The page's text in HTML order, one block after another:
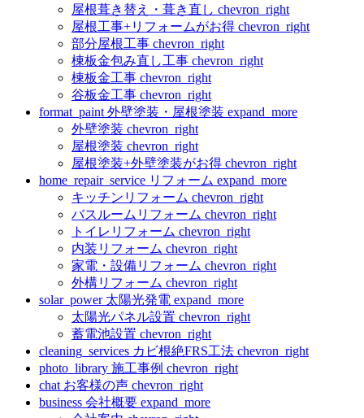
屋根葺き替え・葺き直し chevron_right
屋根工事+リフォームがお得 chevron_right
部分屋根工事 chevron_right
棟板金包み直し工事 chevron_right
棟板金工事 chevron_right
谷板金工事 chevron_right
format_paint 外壁塗装・屋根塗装 expand_more
外壁塗装 chevron_right
屋根塗装 chevron_right
屋根塗装+外壁塗装がお得 chevron_right
home_repair_service リフォーム expand_more
キッチンリフォーム chevron_right
バスルームリフォーム chevron_right
トイレリフォーム chevron_right
内装リフォーム chevron_right
家電・設備リフォーム chevron_right
外構リフォーム chevron_right
solar_power 太陽光発電 expand_more
太陽光パネル設置 chevron_right
蓄電池設置 chevron_right
cleaning_services カビ根絶FRS工法 chevron_right
photo_library 施工事例 chevron_right
chat お客様の声 chevron_right
business 会社概要 expand_more